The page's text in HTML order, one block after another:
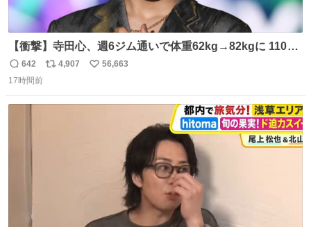
【衝撃】寺田心、週6ジム通いで体重62kg→82kgに 110kg
のベンチプレス持ち上げる姿披露
news.livedoor.com/article/detail… 元々自重のみだった
のためおにぎり10個、ゼリー飲料3～4本、パスタと毎日4
千kcalオーバーの食事を摂取し、増量したという。
返
信
642
リ
4,907
い
56,663
17時間前